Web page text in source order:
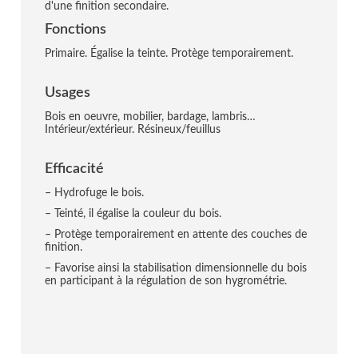
d'une finition secondaire.
Fonctions
Primaire. Égalise la teinte. Protège temporairement.
Usages
Bois en oeuvre, mobilier, bardage, lambris…
Intérieur/extérieur. Résineux/feuillus
Efficacité
– Hydrofuge le bois.
– Teinté, il égalise la couleur du bois.
– Protège temporairement en attente des couches de
finition.
– Favorise ainsi la stabilisation dimensionnelle du bois
en participant à la régulation de son hygrométrie.